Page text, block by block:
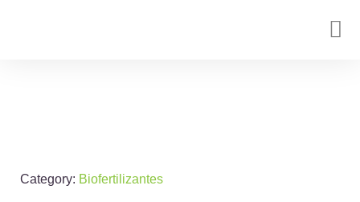
Category: Biofertilizantes